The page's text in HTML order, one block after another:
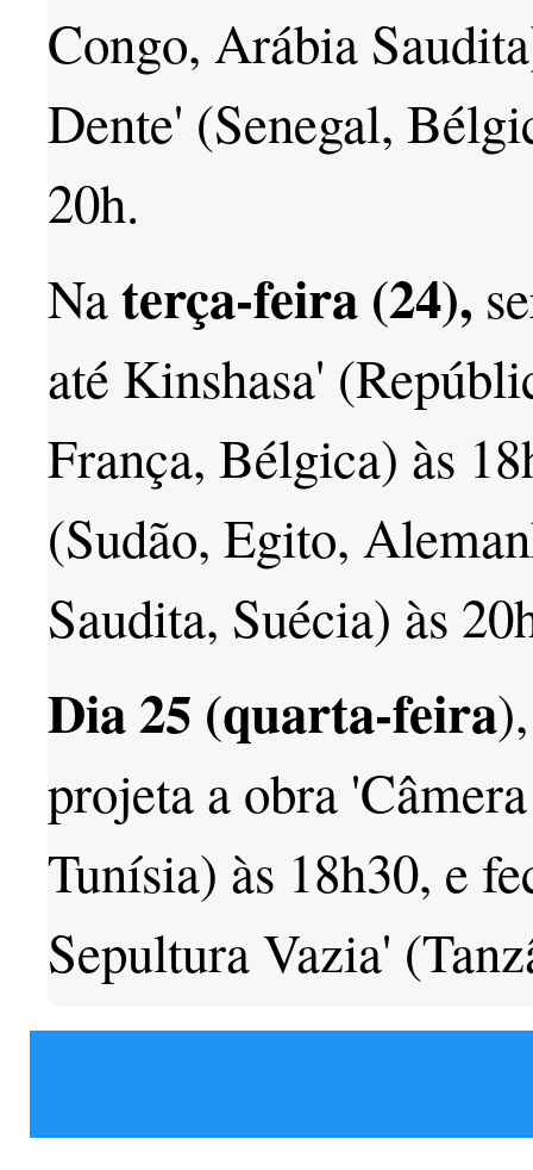
Congo, Arábia
Dente' (Senegal,
20h.
Naterça-feira (24),
até Kinshasa'
França, Bélgica) às
(Sudão, Egito,
Saudita, Suécia) às
Dia 25 (quarta-feira
projeta a obra
Tunísia) às 18h30, e
Sepultura Vazia'